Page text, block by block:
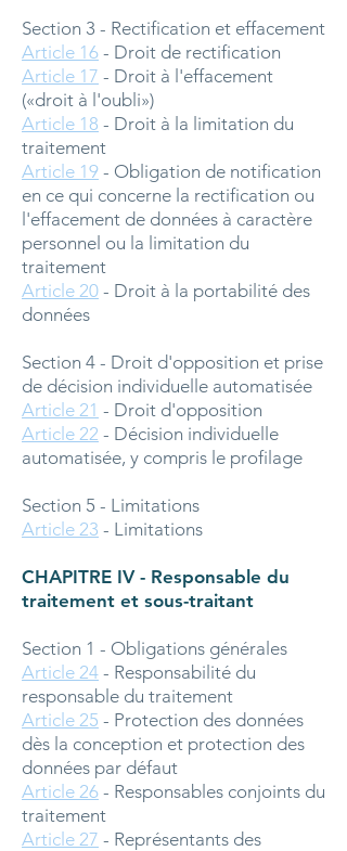
Section 3 - Rectification et effacement
Article 16 - Droit de rectification
Article 17 - Droit à l'effacement
(«droit à l'oubli»)
Article 18 - Droit à la limitation du
traitement
Article 19 - Obligation de notification
en ce qui concerne la rectification ou
l'effacement de données à caractère
personnel ou la limitation du
traitement
Article 20 - Droit à la portabilité des
données
Section 4 - Droit d'opposition et prise
de décision individuelle automatisée
Article 21 - Droit d'opposition
Article 22 - Décision individuelle
automatisée, y compris le profilage
Section 5 - Limitations
Article 23 - Limitations
CHAPITRE IV - Responsable du
traitement et sous-traitant
Section 1 - Obligations générales
Article 24 - Responsabilité du
responsable du traitement
Article 25 - Protection des données
dès la conception et protection des
données par défaut
Article 26 - Responsables conjoints du
traitement
Article 27 - Représentants des